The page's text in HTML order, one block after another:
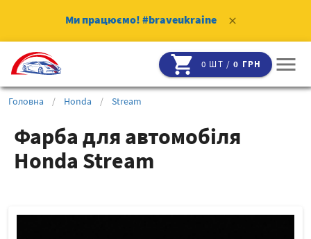
Ми працюємо! #braveukraine clear
shopping_cart 0 ШТ /0 ГРН menu
Головна / Honda / Stream
Фарба для автомобіля
Honda Stream